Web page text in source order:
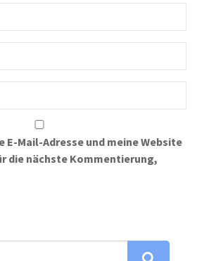
E-Mail-Adresse und meine Website
die nächste Kommentierung,